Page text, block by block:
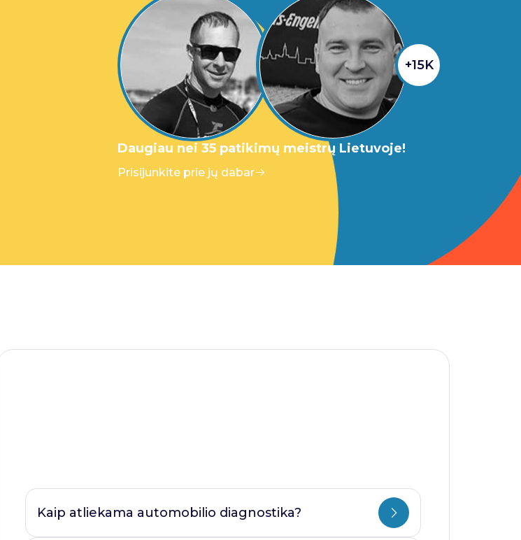
+15K
Daugiau nei 35 patikimų meistrų Lietuvoje!
Prisijunkite prie jų dabar
Kaip atliekama automobilio diagnostika?